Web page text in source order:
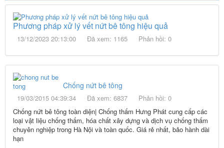
Phương pháp xử lý vết nứt bê tông hiệu quả
13/12/2023 20:13:00 Đã xem: 1165 Phản hồi: 0
Chống nứt bê tông
19/03/2015 04:39:34 Đã xem: 6837
Phản hồi: 0
Chống nứt bê tông toàn diện| Chống thấm Hưng Phát cung cấp các
loại vật liệu chống thấm, hóa chất xây dựng và dịch vụ chống thấm
chuyên nghiệp trong Hà Nội và toàn quốc. Giá rẻ nhất, bảo hành dài
hạn